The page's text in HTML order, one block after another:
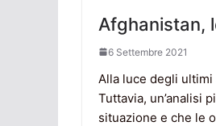
Afghanistan,
6 Settembre 2021
Alla luce degli
Tuttavia, un’analisi
situazione e che le